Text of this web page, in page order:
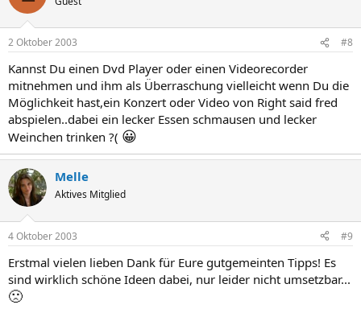
2 Oktober 2003 #8
Kannst Du einen Dvd Player oder einen Videorecorder
mitnehmen und ihm als Überraschung vielleicht wenn Du die
Möglichkeit hast,ein Konzert oder Video von Right said fred
abspielen..dabei ein lecker Essen schmausen und lecker
Weinchen trinken ?( 😀
Melle
Aktives Mitglied
4 Oktober 2003 #9
Erstmal vielen lieben Dank für Eure gutgemeinten Tipps! Es
sind wirklich schöne Ideen dabei, nur leider nicht umsetzbar...
🙁